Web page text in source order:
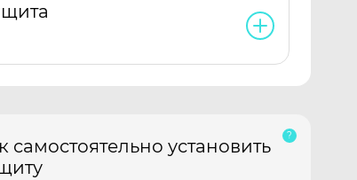
самостоятельно установить